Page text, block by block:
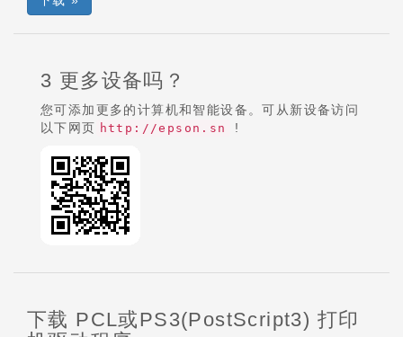
3 更多设备吗？
您可添加更多的计算机和智能设备。可从新设备访问
以下网页 http://epson.sn !
下载 PCL或PS3(PostScript3) 打印